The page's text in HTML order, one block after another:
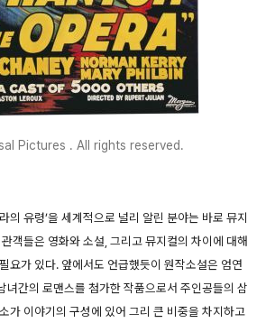
Pictures . All rights reserved.
의 유령’을 세계적으로 널리 알린 분야는 바로 뮤지
객들은 영화와 소설, 그리고 뮤지컬의 차이에 대해
요가 있다. 앞에서도 언급했듯이 원작소설은 엄연
녀간의 로맨스를 첨가한 작품으로서 주인공들의 삼
가 이야기의 구성에 있어 그리 큰 비중을 차지하고